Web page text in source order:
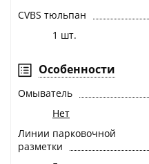
CVBS тюльпан
1 шт.
Особенности
Омыватель
Нет
Линии парковочной
разметки